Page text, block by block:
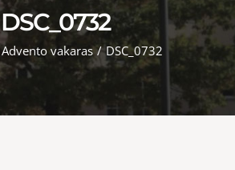
DSC_0732
Advento vakaras / DSC_0732